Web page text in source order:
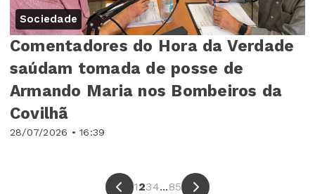
Sociedade
28/07/2026 • 16:39
Comentadores do Hora da Verdade
saúdam tomada de posse de
Armando Maria nos Bombeiros da
Covilhã
1234...85